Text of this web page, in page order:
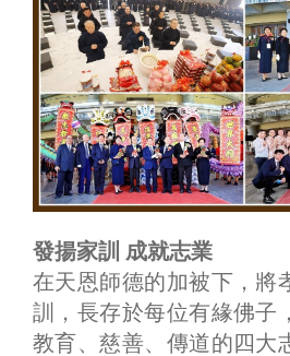
發揚家訓 成就志業
在天恩師德的加被下，將
訓，長存於每位有緣佛子
教育、慈善、傳道的四大